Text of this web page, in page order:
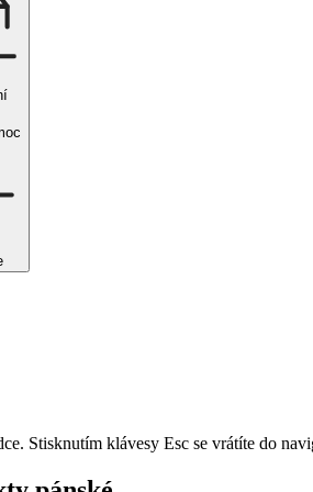
Stisknutím klávesy Esc se vrátíte do